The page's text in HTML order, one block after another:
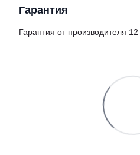
Гарантия
Гарантия от производителя